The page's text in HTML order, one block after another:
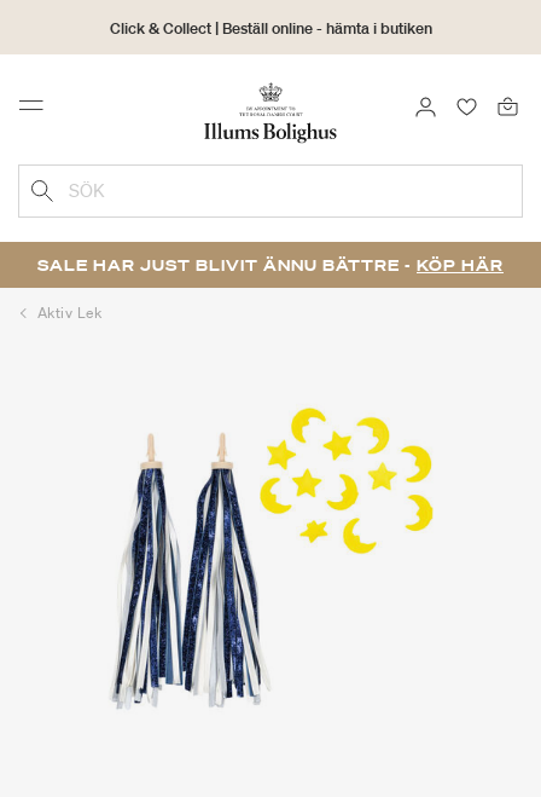
Click & Collect | Beställ online - hämta i butiken
30 dagars returrätt
Menu LOGGA IN
SÖK
SALE HAR JUST BLIVIT ÄNNU BÄTTRE - KÖP HÄR
Aktiv Lek